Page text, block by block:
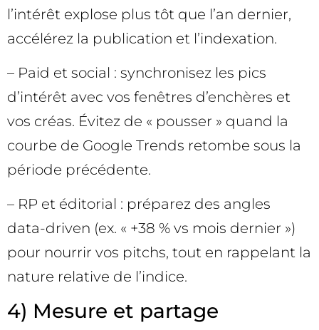
l’intérêt explose plus tôt que l’an dernier,
accélérez la publication et l’indexation.
– Paid et social : synchronisez les pics
d’intérêt avec vos fenêtres d’enchères et
vos créas. Évitez de « pousser » quand la
courbe de Google Trends retombe sous la
période précédente.
– RP et éditorial : préparez des angles
data-driven (ex. « +38 % vs mois dernier »)
pour nourrir vos pitchs, tout en rappelant la
nature relative de l’indice.
4) Mesure et partage